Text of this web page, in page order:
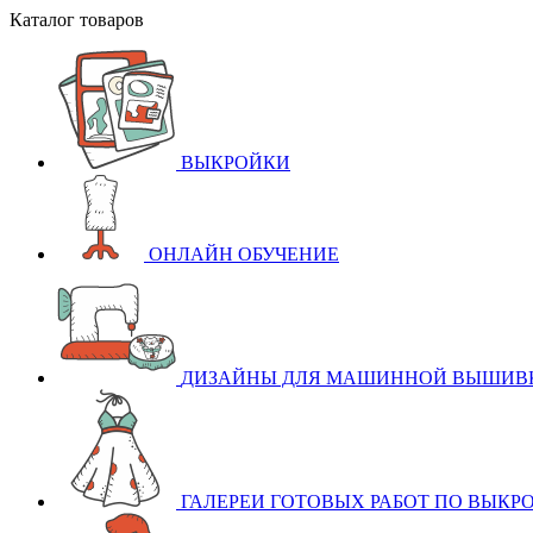
Каталог товаров
ВЫКРОЙКИ
ОНЛАЙН ОБУЧЕНИЕ
ДИЗАЙНЫ ДЛЯ МАШИННОЙ
ГАЛЕРЕИ ГОТОВЫХ РАБОТ ПО